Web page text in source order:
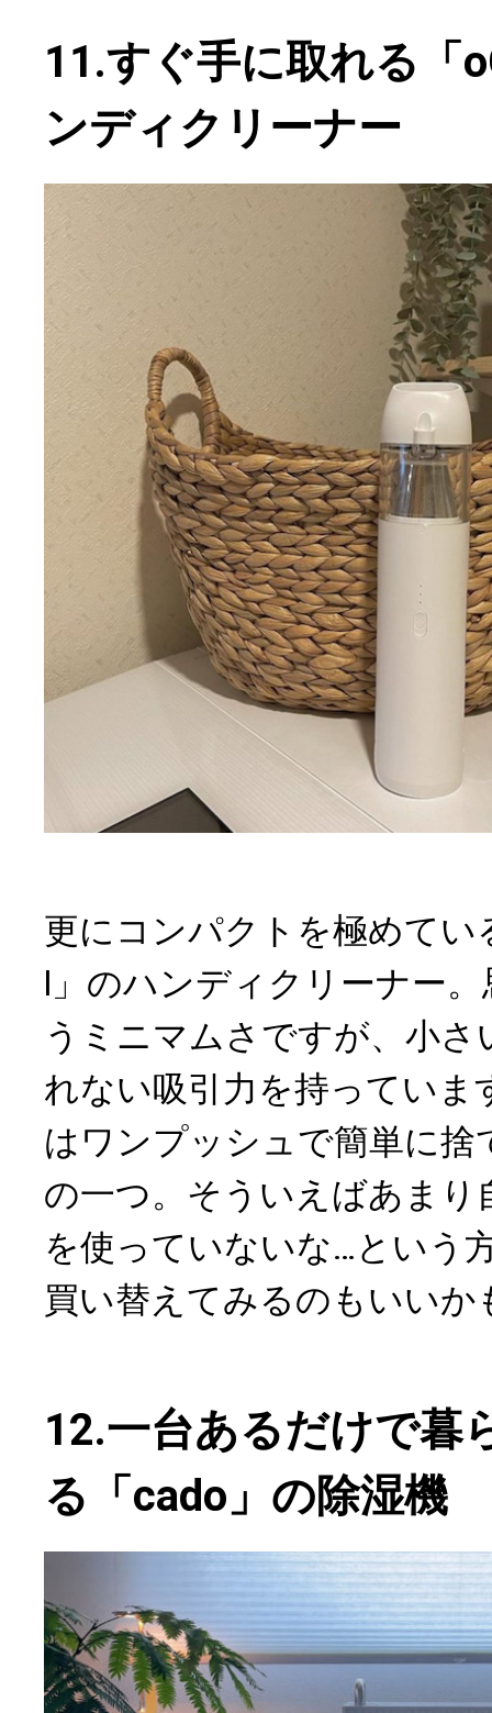
11.すぐ手に取れる「
ンディクリーナー
更にコンパクトを極めてい
l」のハンディクリーナー
うミニマムさですが、小
れない吸引力を持っていま
はワンプッシュで簡単に捨
の一つ。そういえばあまり
を使っていないな…という
買い替えてみるのもいいか
12.一台あるだけで暮
る「cado」の除湿機